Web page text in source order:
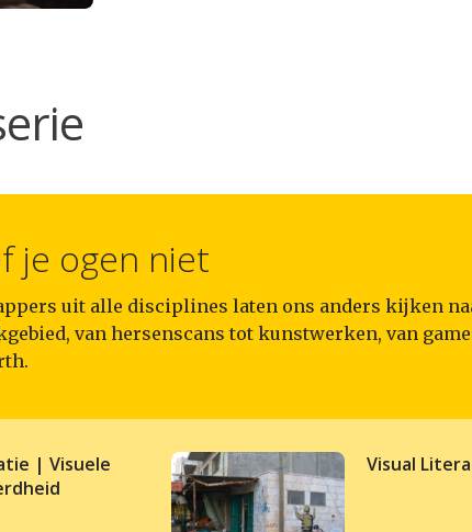
je ogen niet
uit alle disciplines laten ons anders kijken
van hersenscans tot kunstwerken, van
| Visuele
Visual